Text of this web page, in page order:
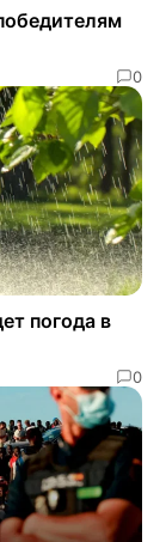
0
погода в
0